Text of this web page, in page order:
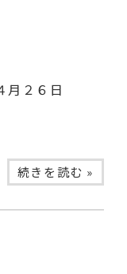
月２６日
続きを読む »